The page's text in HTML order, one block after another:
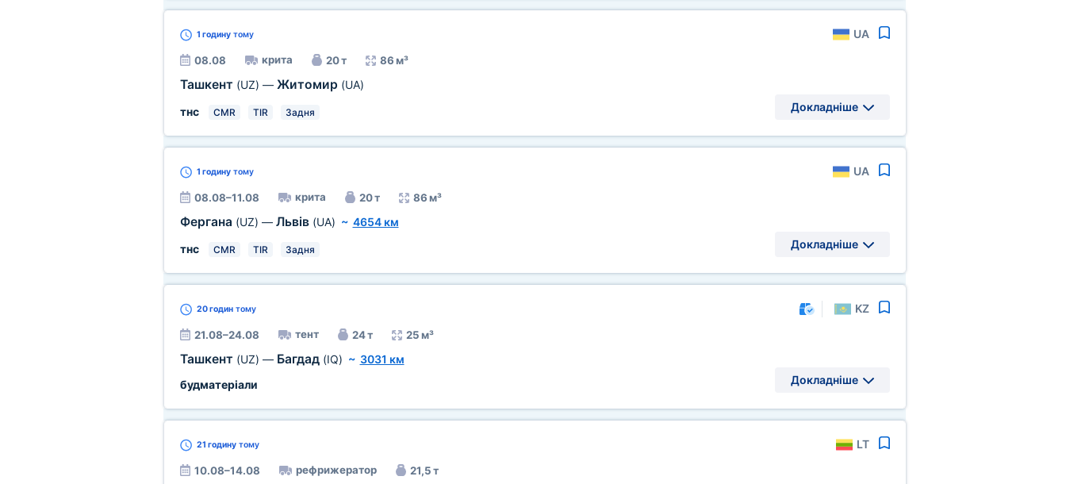
1 годинутому UA
08.08 крита 20 т 86 м³
Ташкент (UZ) — Житомир (UA)
тнс
CMR TIR Задня Докладніше
1 годинутому UA
08.08–11.08 крита 20 т 86 м³
Фергана (UZ) — Львів (UA) ~ 4654 км
тнс
CMR TIR Задня Докладніше
20 годинтому KZ
21.08–24.08 тент 24 т 25 м³
Ташкент (UZ) — Багдад (IQ) ~ 3031 км
будматеріали
Докладніше
21 годинутому LT
10.08–14.08 рефрижератор 21,5 т